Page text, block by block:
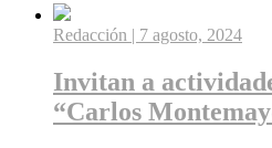
Redacción | 7 agosto, 2024
Invitan a
“Carlos